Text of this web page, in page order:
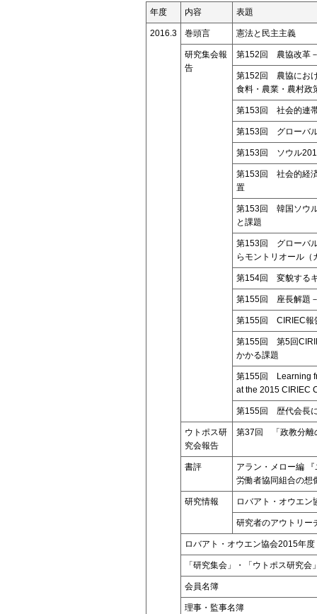
年度 内容 表題
2016.3 巻頭言 憲法と民主主義
研究集会報
告
第152回 農協改革
第152回 農協にお
食料・農業・農村政
第153回 社会的連
第153回 グローバ
第153回 ソウル
第153回 社会的経
置
第153回 韓国ソウ
と課題
第153回 グローバ
らモントリオール（
第154回 変貌する
第155回 座長解題
第155回 CIRIEC報
第155回 第5回
かかる課題
第155回 Learning
at the 2015 CIRIEC
第155回 歴代会長
ウトポス研
究会報告
第37回 「政教分離
書評
アラン・メロー編
労働者協同組合の想
研究情報 ロバアト・オウエン
研究者のアウトリー
ロバアト・オウエン協会2015年
「研究集会」・「ウトポス研究会
会員名簿
理事・監事名簿